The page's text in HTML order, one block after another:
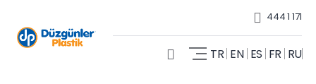
444 1 171
TR EN ES FR RU